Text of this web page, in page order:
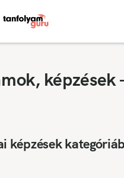
képzések
képzések